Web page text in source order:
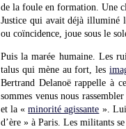
de la foule en formation. Une
Justice qui avait déjà illuminé
ou coïncidence, joue sous le
Puis la marée humaine. Les
talus qui mène au fort, les
Bertrand Delanoë rappelle à
sommes venus nous
et la «minorité agissante ».
d’ère » à Paris. Les militants